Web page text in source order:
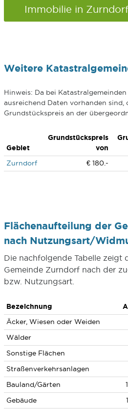
Immobilie in
Weitere
Hinweis: Da bei
ausreichend Daten vorhanden
Grundstückspreis an der
Gebiet
Grundstückspreis
von
Zurndorf
€ 180.-
Flächenaufteilung der
nach Nutzungsart/
Die nachfolgende Tabelle zeigt
Gemeinde Zurndorf nach der
bzw. Nutzungsart.
Bezeichnung
Äcker, Wiesen oder Weiden
Wälder
Sonstige Flächen
Straßenverkehrsanlagen
Bauland/Gärten
Gebäude